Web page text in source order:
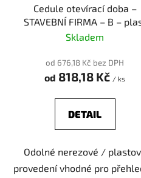
Cedule otevírací doba –
STAVEBNÍ FIRMA – B –
(piktogram)
Skladem
od 676,18 Kč bez DPH
od 818,18 Kč / ks
DETAIL
Odolné nerezové /
provedení vhodné pro